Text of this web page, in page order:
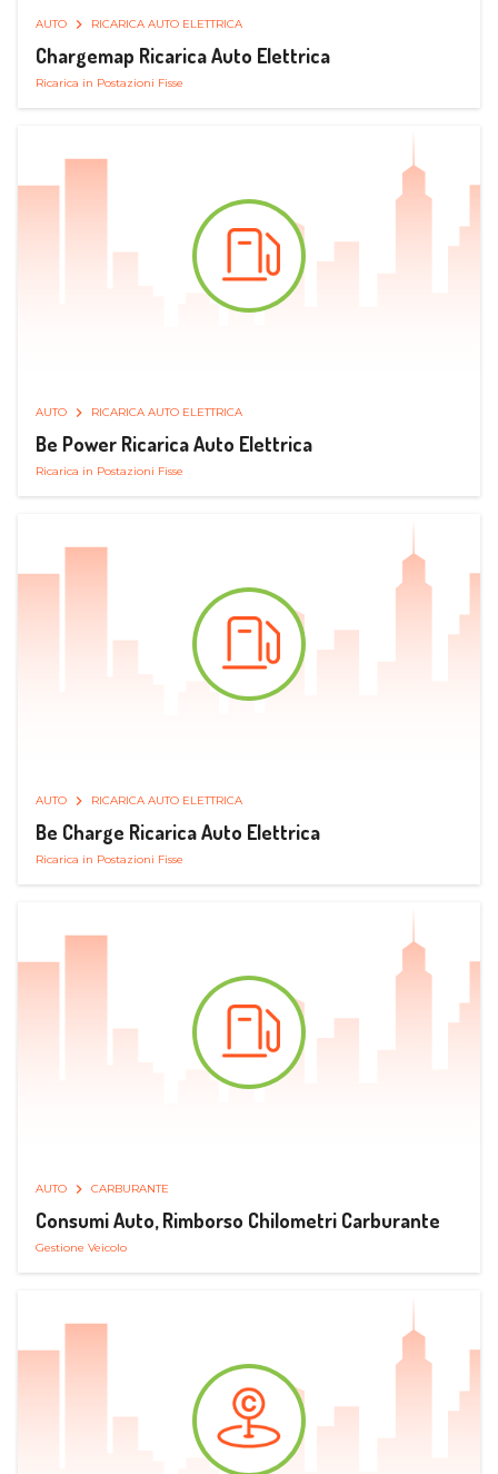
AUTO RICARICA AUTO ELETTRICA
Chargemap Ricarica Auto Elettrica
Ricarica in Postazioni Fisse
AUTO RICARICA AUTO ELETTRICA
Be Power Ricarica Auto Elettrica
Ricarica in Postazioni Fisse
AUTO RICARICA AUTO ELETTRICA
Be Charge Ricarica Auto Elettrica
Ricarica in Postazioni Fisse
AUTO CARBURANTE
Consumi Auto, Rimborso Chilometri Carburante
Gestione Veicolo